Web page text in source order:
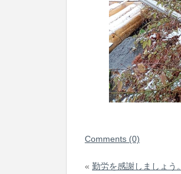
Comments (0)
« 勤労を感謝しましょう。